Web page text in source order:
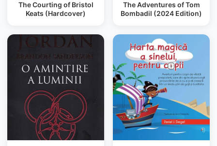
The Courting of Bristol
Keats (Hardcover)
The Adventures of Tom
Bombadil (2024 Edition)